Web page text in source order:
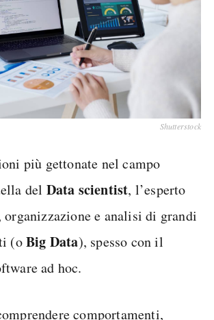
Shutterstock
più gettonate nel campo
del Data scientist, l’esperto
e analisi di grandi
(oBig Data), spesso con il
ad hoc.
comportamenti,